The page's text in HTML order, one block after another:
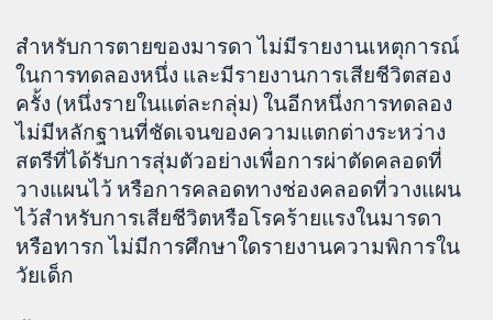
สำหรับการตายของมารดา ไม่มีรายงานเหตุการณ์
ในการทดลองหนึ่ง และมีรายงานการเสียชีวิตสอง
ครั้ง (หนึ่งรายในแต่ละกลุ่ม) ในอีกหนึ่งการทดลอง
ไม่มีหลักฐานที่ชัดเจนของความแตกต่างระหว่าง
สตรีที่ได้รับการสุ่มตัวอย่างเพื่อการผ่าตัดคลอดที่
วางแผนไว้ หรือการคลอดทางช่องคลอดที่วางแผน
ไว้สำหรับการเสียชีวิตหรือโรคร้ายแรงในมารดา
หรือทารก ไม่มีการศึกษาใดรายงานความพิการใน
วัยเด็ก